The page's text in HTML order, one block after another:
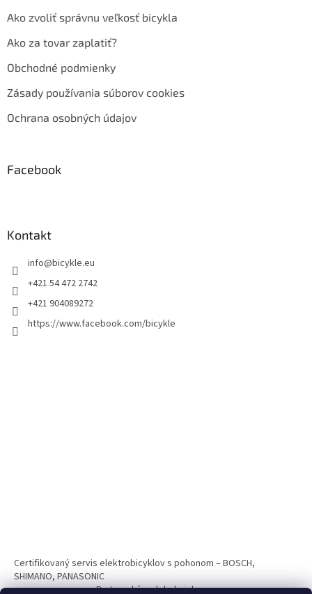
Ako zvoliť správnu veľkosť bicykla
Ako za tovar zaplatiť?
Obchodné podmienky
Zásady používania súborov cookies
Ochrana osobných údajov
Facebook
Kontakt
info@bicykle.eu
+421 54 472 2742
+421 904089272
https://www.facebook.com/bicykle
Certifikovaný servis elektrobicyklov s pohonom – BOSCH,
SHIMANO, PANASONIC
Partnerský web hokejshop.eu